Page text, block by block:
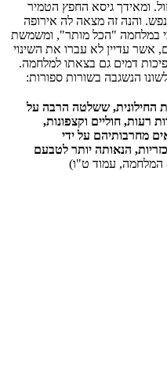
ומאידך גיסא החפץ הטמיר
והנה זה מצאה לה אירופה
במלחמה "הכל מותר", ומשמשת
עדיין לא עברו את השינוי
דמים גם בצאתו למלחמה.
הנשגבה בשורות ספורות:
החילונית, ששלטה הרבה על
רעות, חוליים וקצפונות,
מחרבותיהם על ידי
הנאותה יותר לטבעם
המלחמה, עמוד ט"ו)